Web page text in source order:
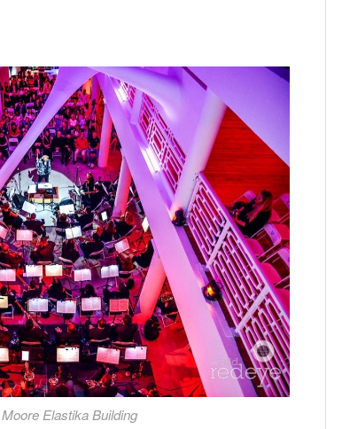
Elastika Building